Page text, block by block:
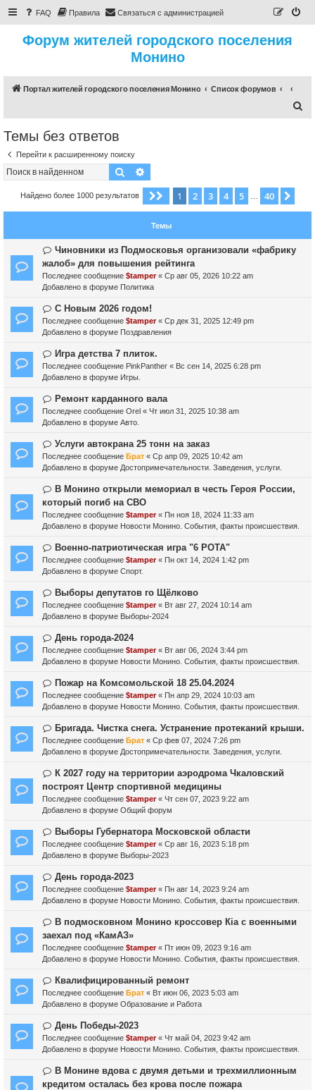
FAQ Правила Связаться с администрацией
Форум жителей городского поселения
Монино
Портал жителей городского поселения Монино
Список форумов
Темы без ответов
Перейти к расширенному поиску
Поиск
Найдено более 1000 результатов Страница из 40
1 2 3 4 5 40
Темы
Н
с
щ
е
Чиновники из Подмосковья организовали «фабрику
жалоб» для повышения рейтинга
Последнее сообщение $tamper« Ср авг 05, 2026 10:22 am
Добавлено в форуме Политика
Н
о
в
е
с
о
б
щ
е
и
е
С Новым 2026 годом!
Последнее сообщение $tamper« Ср дек 31, 2025 12:49 pm
Добавлено в форуме Поздравления
Н
о
в
е
с
о
б
щ
е
и
Игра детства 7 плиток.
Последнее сообщение PinkPanther « Вс сен 14, 2025 6:28 pm
Добавлено в форуме Игры.
Н
о
в
е
с
о
б
е
Ремонт карданного вала
Последнее сообщение Orel « Чт июл 31, 2025 10:38 am
Добавлено в форуме Авто.
Н
о
в
е
щ
е
Услуги автокрана 25 тонн на заказ
Последнее сообщение Брат « Ср апр 09, 2025 10:42 am
Добавлено в форуме Достопримечательности. Заведения, услуги.
Н
с
щ
е
В Монино открыли мемориал в честь Героя России,
который погиб на СВО
Последнее сообщение $tamper« Пн ноя 18, 2024 11:33 am
Добавлено в форуме Новости Монино. События, факты происшествия.
Н
о
в
е
с
о
б
щ
е
и
е
Военно-патриотическая игра "6 РОТА"
Последнее сообщение $tamper« Пн окт 14, 2024 1:42 pm
Добавлено в форуме Спорт.
Н
о
в
е
с
о
б
щ
е
и
е
Выборы депутатов го Щёлково
Последнее сообщение $tamper« Вт авг 27, 2024 10:14 am
Добавлено в форуме Выборы-2024
Н
о
в
е
с
о
б
щ
е
и
День города-2024
Последнее сообщение $tamper« Вт авг 06, 2024 3:44 pm
Добавлено в форуме Новости Монино. События, факты происшествия.
Н
о
в
е
с
о
б
е
Пожар на Комсомольской 18 25.04.2024
Последнее сообщение $tamper« Пн апр 29, 2024 10:03 am
Добавлено в форуме Новости Монино. События, факты происшествия.
Н
о
в
е
щ
е
Бригада. Чистка снега. Устранение протеканий крыши.
Последнее сообщение Брат « Ср фев 07, 2024 7:26 pm
Добавлено в форуме Достопримечательности. Заведения, услуги.
Н
с
щ
е
е
К 2027 году на территории аэродрома Чкаловский
построят Центр спортивной медицины
Последнее сообщение $tamper« Чт сен 07, 2023 9:22 am
Добавлено в форуме Общий форум
Н
о
в
е
с
о
б
е
Выборы Губернатора Московской области
Последнее сообщение $tamper« Ср авг 16, 2023 5:18 pm
Добавлено в форуме Выборы-2023
Н
о
в
е
щ
е
День города-2023
Последнее сообщение $tamper« Пн авг 14, 2023 9:24 am
Добавлено в форуме Новости Монино. События, факты происшествия.
Н
с
щ
е
е
В подмосковном Монино кроссовер Кia с военными
заехал под «КамАЗ»
Последнее сообщение $tamper« Пт июн 09, 2023 9:16 am
Добавлено в форуме Новости Монино. События, факты происшествия.
Н
о
в
е
с
о
б
Квалифицированный ремонт
Последнее сообщение Брат « Вт июн 06, 2023 5:03 am
Добавлено в форуме Образование и Работа
Н
о
в
е
День Победы-2023
Последнее сообщение $tamper« Чт май 04, 2023 9:42 am
Добавлено в форуме Новости Монино. События, факты происшествия.
НВ Монине вдова с двумя детьми и трехмиллионным
кредитом осталась без крова после пожара